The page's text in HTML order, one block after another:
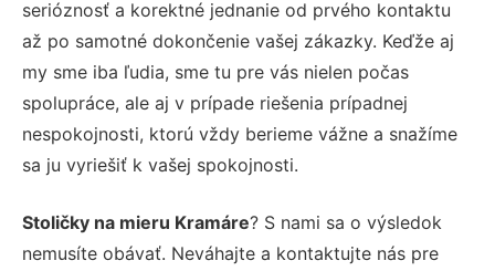
serióznosť a korektné jednanie od prvého kontaktu
až po samotné dokončenie vašej zákazky. Keďže aj
my sme iba ľudia, sme tu pre vás nielen počas
spolupráce, ale aj v prípade riešenia prípadnej
nespokojnosti, ktorú vždy berieme vážne a snažíme
sa ju vyriešiť k vašej spokojnosti.
Stoličky na mieru Kramáre? S nami sa o výsledok
nemusíte obávať. Neváhajte a kontaktujte nás pre